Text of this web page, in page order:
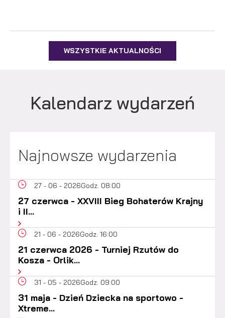
WSZYSTKIE AKTUALNOŚCI
Kalendarz wydarzeń
Najnowsze wydarzenia
27 - 06 - 2026Godz. 08:00
27 czerwca - XXVIII Bieg Bohaterów Krajny
i II...
21 - 06 - 2026Godz. 16:00
21 czerwca 2026 - Turniej Rzutów do
Kosza - Orlik...
31 - 05 - 2026Godz. 09:00
31 maja - Dzień Dziecka na sportowo -
Xtreme...